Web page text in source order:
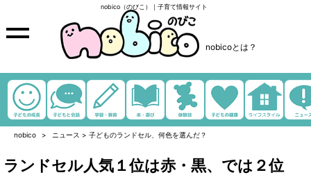
nobico（のびこ）｜子育て情報サイト
nobicoとは？
nobico ニュース > 子どものランドセル、何色を選んだ？
ランドセル人気１位は赤・黒、では２位